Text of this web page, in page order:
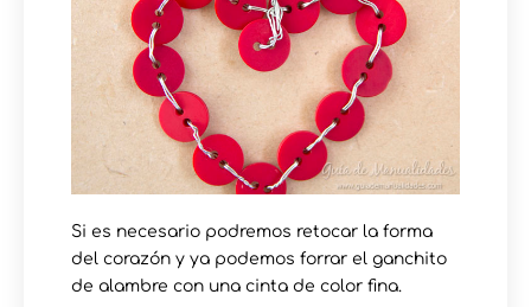
Si es necesario podremos retocar la forma
del corazón y ya podemos forrar el ganchito
de alambre con una cinta de color fina.